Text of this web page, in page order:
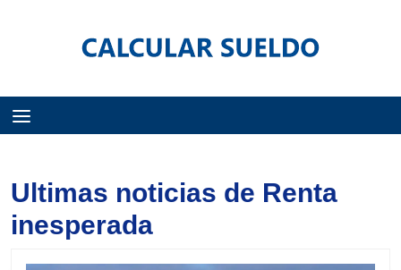
Ultimas noticias de Renta
inesperada